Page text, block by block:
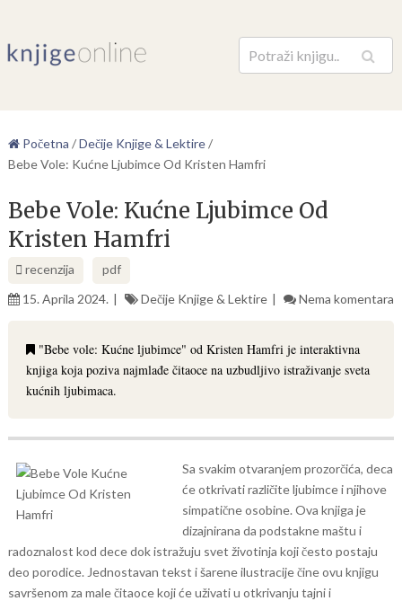
Pretraga
Početna /Dečije Knjige & Lektire/
Bebe Vole: Kućne Ljubimce Od Kristen Hamfri
Bebe Vole: Kućne Ljubimce Od
Kristen Hamfri
recenzija
pdf
15. Aprila 2024.
Dečije Knjige & Lektire Nema komentara
"Bebe vole: Kućne ljubimce" od Kristen Hamfri je interaktivna
knjiga koja poziva najmlađe čitaoce na uzbudljivo istraživanje sveta
kućnih ljubimaca.
Sa svakim otvaranjem prozorčića, deca
će otkrivati različite ljubimce i njihove
simpatične osobine. Ova knjiga je
dizajnirana da podstakne maštu i
radoznalost kod dece dok istražuju svet životinja koji često postaju
deo porodice. Jednostavan tekst i šarene ilustracije čine ovu knjigu
savršenom za male čitaoce koji će uživati u otkrivanju tajni i